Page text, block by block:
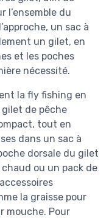
l’ensemble du
un sac à
un gilet, en
et les poches
nécessité.
la fly fishing en
de pêche
tout en
dans un sac à
dorsale du gilet
ou un pack de
la graisse pour
mouche. Pour